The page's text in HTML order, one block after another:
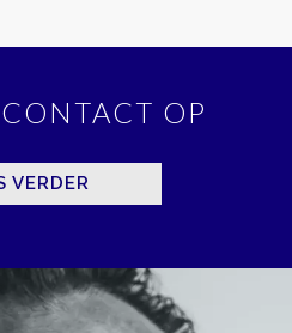
OP
VERDER